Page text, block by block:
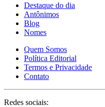
Destaque do dia
Antônimos
Blog
Nomes
Quem Somos
Política Editorial
Termos e Privacidade
Contato
Redes sociais: